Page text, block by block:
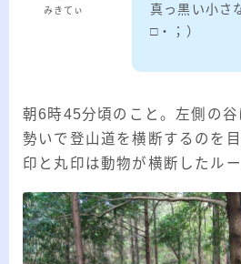
みきてぃ
真っ黒い小さ
□・；）
朝6時45分頃のこと。左側の谷
勢いで登山道を横断するのを
印と丸印は動物が横断したルー